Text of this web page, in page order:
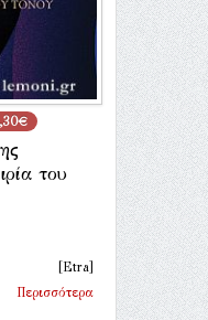
του
[Etra]
Περισσότερα